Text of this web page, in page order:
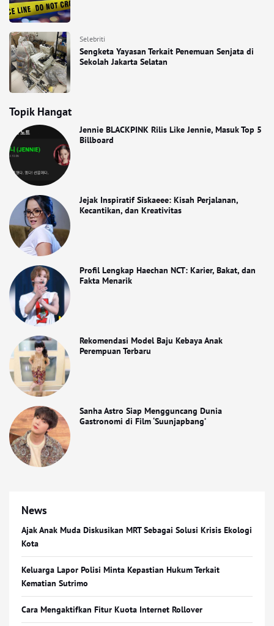
Selebriti
Sengketa Yayasan Terkait Penemuan Senjata di
Sekolah Jakarta Selatan
Topik Hangat
Jennie BLACKPINK Rilis Like Jennie, Masuk Top 5
Billboard
Jejak Inspiratif Siskaeee: Kisah Perjalanan,
Kecantikan, dan Kreativitas
Profil Lengkap Haechan NCT: Karier, Bakat, dan
Fakta Menarik
Rekomendasi Model Baju Kebaya Anak
Perempuan Terbaru
Sanha Astro Siap Mengguncang Dunia
Gastronomi di Film ‘Suunjapbang’
News
Ajak Anak Muda Diskusikan MRT Sebagai Solusi Krisis Ekologi
Kota
Keluarga Lapor Polisi Minta Kepastian Hukum Terkait
Kematian Sutrimo
Cara Mengaktifkan Fitur Kuota Internet Rollover